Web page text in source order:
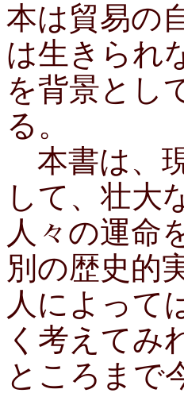
本は貿易の
は生きられ
を背景とし
る。
本書は、
して、壮大
人々の運命
別の歴史的
人によって
く考えてみ
ところまで